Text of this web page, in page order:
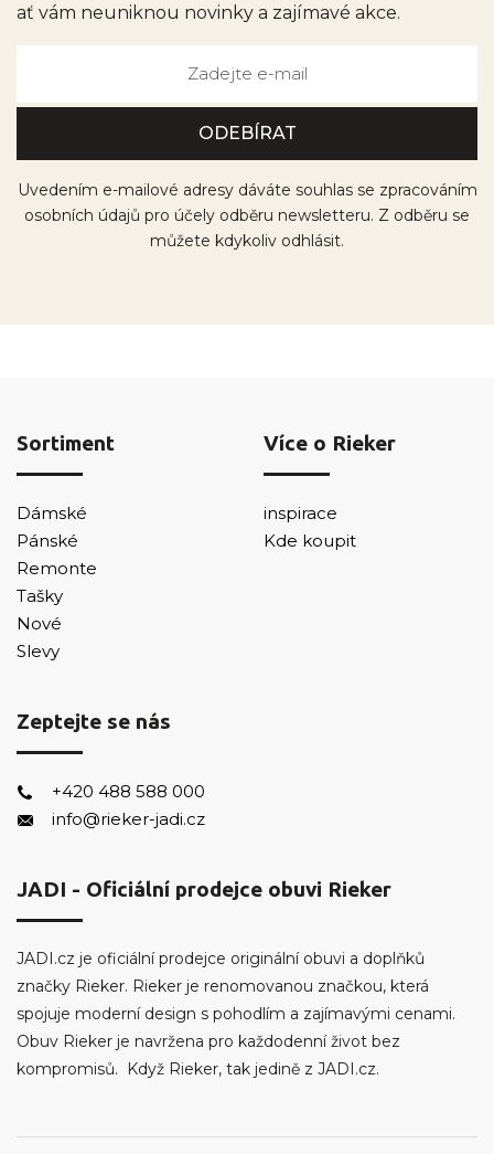
ať vám neuniknou novinky a zajímavé akce.
Uvedením e-mailové adresy dáváte souhlas se zpracováním
osobních údajů pro účely odběru newsletteru. Z odběru se
můžete kdykoliv odhlásit.
Sortiment
Dámské
Pánské
Remonte
Tašky
Nové
Slevy
Více o Rieker
inspirace
Kde koupit
Zeptejte se nás
+420 488 588 000
info@rieker-jadi.cz
JADI - Oficiální prodejce obuvi Rieker
JADI.cz je oficiální prodejce originální obuvi a doplňků
značky Rieker. Rieker je renomovanou značkou, která
spojuje moderní design s pohodlím a zajímavými cenami.
Obuv Rieker je navržena pro každodenní život bez
kompromisů. Když Rieker, tak jedině z JADI.cz.